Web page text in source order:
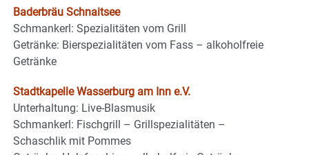
Baderbräu Schnaitsee
Schmankerl: Spezialitäten vom Grill
Getränke: Bierspezialitäten vom Fass – alkoholfreie
Getränke
Stadtkapelle Wasserburg am Inn e.V.
Unterhaltung: Live-Blasmusik
Schmankerl: Fischgrill – Grillspezialitäten –
Schaschlik mit Pommes